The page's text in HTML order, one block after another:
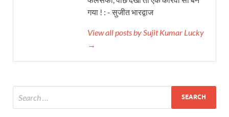
गया ! : - सुजीत भारद्वाज
View all posts by Sujit Kumar Lucky
→